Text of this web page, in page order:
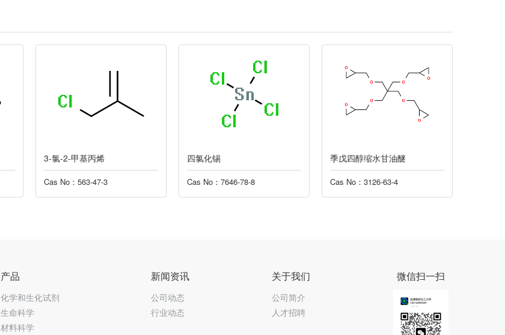
3-氯-2-甲基丙烯
Cas No：563-47-3
四氯化锡
Cas No：7646-78-8
季戊四醇缩水甘油醚
Cas No：3126-63-4
产品
化学和生化试剂
生命科学
材料科学
新闻资讯
公司动态
行业动态
关于我们
公司简介
人才招聘
微信扫一扫